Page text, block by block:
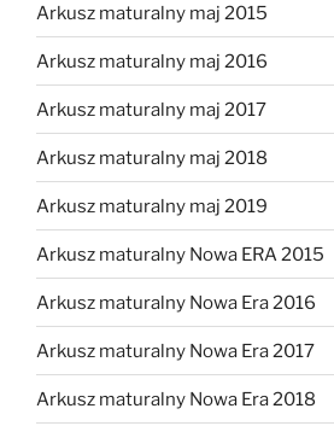
Arkusz maturalny maj 2015
Arkusz maturalny maj 2016
Arkusz maturalny maj 2017
Arkusz maturalny maj 2018
Arkusz maturalny maj 2019
Arkusz maturalny Nowa ERA 2015
Arkusz maturalny Nowa Era 2016
Arkusz maturalny Nowa Era 2017
Arkusz maturalny Nowa Era 2018